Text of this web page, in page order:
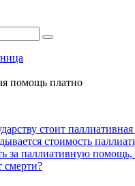
помощь платно
стоит
стоимость
за паллиативную помощь,
смерти?